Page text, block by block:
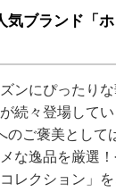
気ブランド「
ンにぴったり
続々登場して
のご褒美として
な逸品を厳選
レクション」を